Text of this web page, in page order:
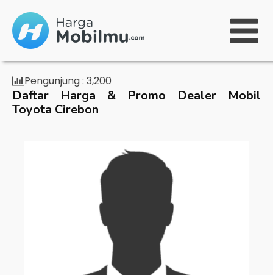
Pengunjung : 3,200
Daftar Harga & Promo Dealer Mobil
Toyota Cirebon